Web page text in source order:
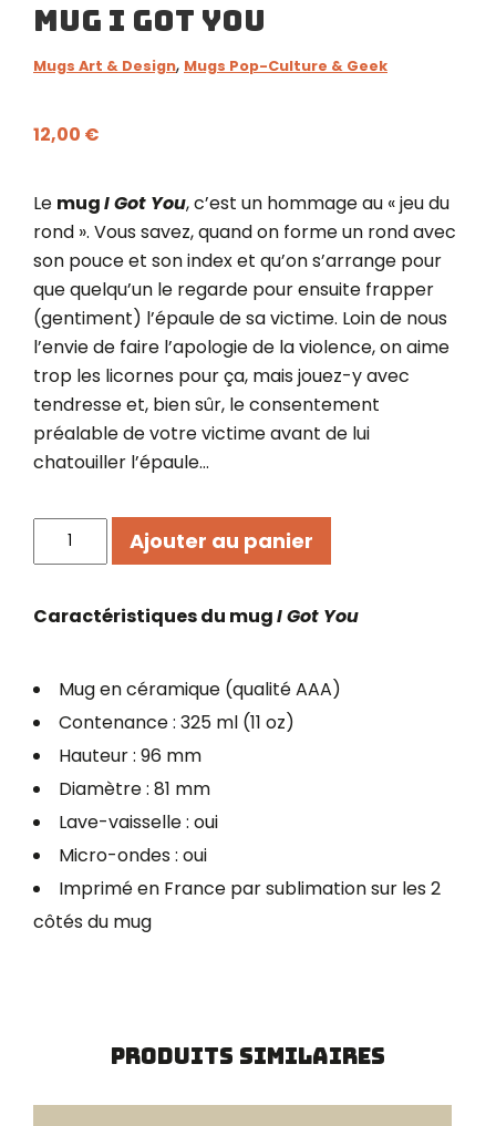
Mug I Got You
Mugs Art & Design, Mugs Pop-Culture & Geek
12,00 €
Le mugI Got You, c’est un hommage au « jeu du
rond ». Vous savez, quand on forme un rond avec
son pouce et son index et qu’on s’arrange pour
que quelqu’un le regarde pour ensuite frapper
(gentiment) l’épaule de sa victime. Loin de nous
l’envie de faire l’apologie de la violence, on aime
trop les licornes pour ça, mais jouez-y avec
tendresse et, bien sûr, le consentement
préalable de votre victime avant de lui
chatouiller l’épaule…
quantité
Got
Ajouter au panier
Caractéristiques du mugI Got You
Mug en céramique (qualité AAA)
Contenance : 325 ml (11 oz)
Hauteur : 96 mm
Diamètre : 81 mm
Lave-vaisselle : oui
Micro-ondes : oui
Imprimé en France par sublimation sur les 2
côtés du mug
Produits similaires